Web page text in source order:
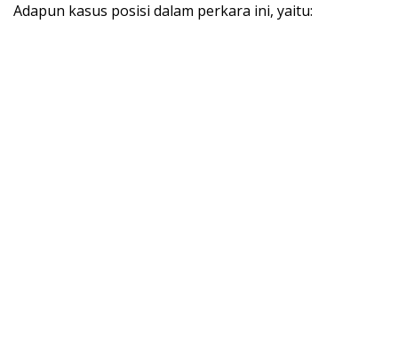
Adapun kasus posisi dalam perkara ini, yaitu: